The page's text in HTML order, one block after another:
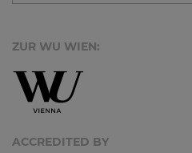
ZUR WU WIEN:
ACCREDITED BY